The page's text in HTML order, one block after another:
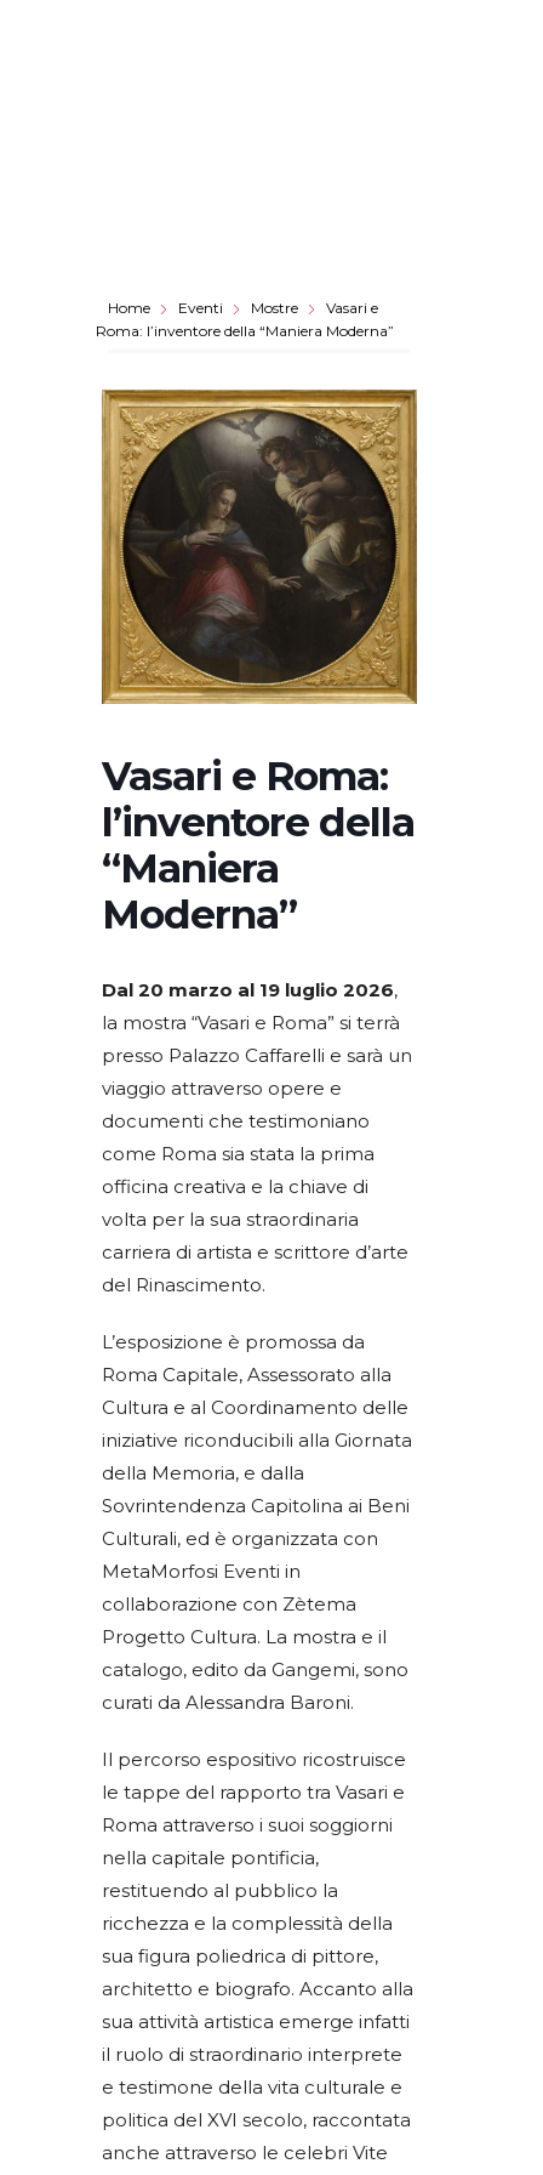
Home Eventi Mostre
Vasari e
Roma: l’inventore della “Maniera Moderna”
Vasari e Roma:
l’inventore della
“Maniera
Moderna”
Dal 20 marzo al 19 luglio 2026,
la mostra “Vasari e Roma” si terrà
presso Palazzo Caffarelli e sarà un
viaggio attraverso opere e
documenti che testimoniano
come Roma sia stata la prima
officina creativa e la chiave di
volta per la sua straordinaria
carriera di artista e scrittore d’arte
del Rinascimento.
L’esposizione è promossa da
Roma Capitale, Assessorato alla
Cultura e al Coordinamento delle
iniziative riconducibili alla Giornata
della Memoria, e dalla
Sovrintendenza Capitolina ai Beni
Culturali, ed è organizzata con
MetaMorfosi Eventi in
collaborazione con Zètema
Progetto Cultura. La mostra e il
catalogo, edito da Gangemi, sono
curati da Alessandra Baroni.
Il percorso espositivo ricostruisce
le tappe del rapporto tra Vasari e
Roma attraverso i suoi soggiorni
nella capitale pontificia,
restituendo al pubblico la
ricchezza e la complessità della
sua figura poliedrica di pittore,
architetto e biografo. Accanto alla
sua attività artistica emerge infatti
il ruolo di straordinario interprete
e testimone della vita culturale e
politica del XVI secolo, raccontata
anche attraverso le celebri Vite